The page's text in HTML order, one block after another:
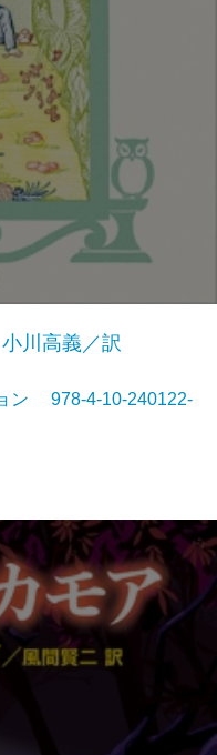
川高義／訳
ン 978-4-10-240122-